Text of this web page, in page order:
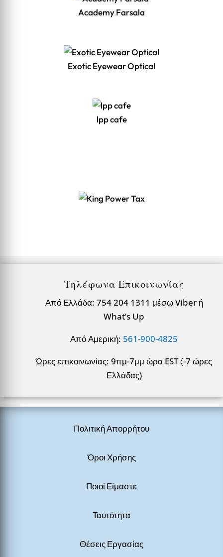
Academy Farsala
Exotic Eyewear Optical
lpp cafe
Τηλέφωνα Επικοινωνίας
Από Ελλάδα: 754 204 1311 μέσω Viber ή
What’s Up
Από Αμερική: 561-900-4825
Ώρες επικοινωνίας: 9πμ-7μμ ώρα EST 〈-7 ώρες
Ελλάδας)
Πολιτική Απορρήτου
Όροι Χρήσης
Ποιοί Είμαστε
Ταυτότητα
Θέσεις Εργασίας